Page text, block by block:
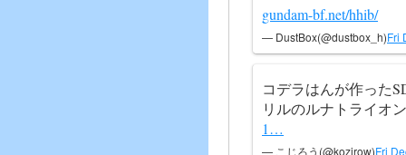
gundam-bf.net/hhib/
— DustBox(@dustbox_h)Fri
コデラはんが作った
リルのルナトライオ
1…
— こじろう(@kozirow)Fri